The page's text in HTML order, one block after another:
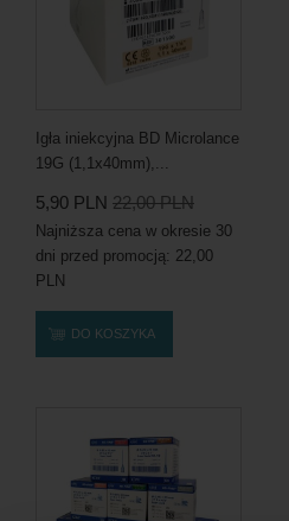
Igła iniekcyjna BD Microlance
19G (1,1x40mm),...
5,90 PLN 22,00 PLN
Najniższa cena w okresie 30
dni przed promocją: 22,00
PLN
DO KOSZYKA